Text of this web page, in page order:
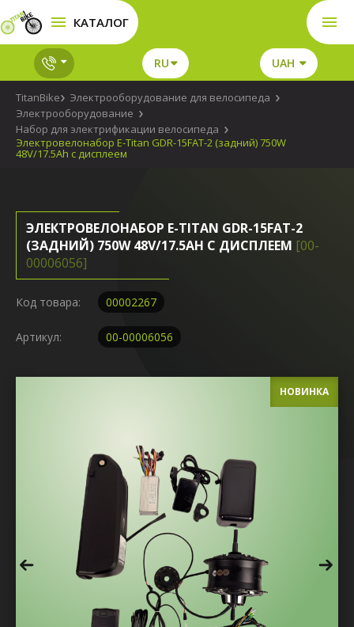
КАТАЛОГ
RU UAH
TitanBike
Электрооборудование для велосипеда
Электрооборудование
Набор для электрификации велосипеда
Электровелонабор E-Titan GDR-15FAT-2 (задний) 750W
48V/17.5Ah с дисплеем
ЭЛЕКТРОВЕЛОНАБОР E-TITAN GDR-15FAT-2
(ЗАДНИЙ) 750W 48V/17.5AH С ДИСПЛЕЕМ [00-
00006056]
Код товара: 00002267
Артикул: 00-00006056
НОВИНКА